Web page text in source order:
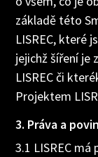
základě této
LISREC, které
jejichž šíření je
LISREC či
Projektem
3. Práva a
3.1 LISREC